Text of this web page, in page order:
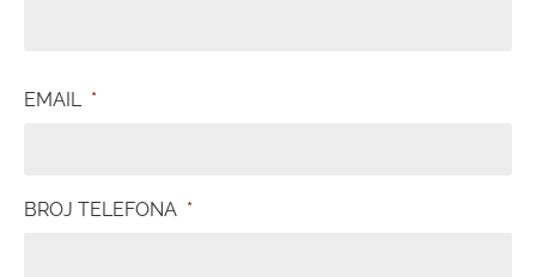
EMAIL *
BROJ TELEFONA *